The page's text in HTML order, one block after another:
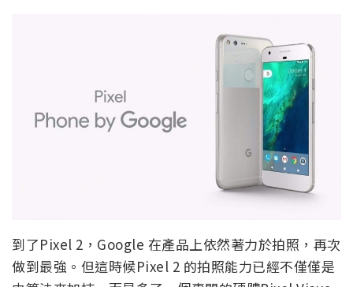
到了Pixel 2，Google 在產品上依然著力於拍照，再次
做到最強。但這時候Pixel 2 的拍照能力已經不僅僅是